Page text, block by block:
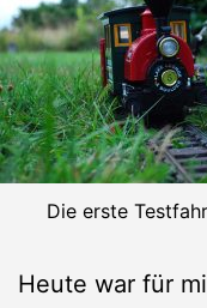
Die erste
Heute war für